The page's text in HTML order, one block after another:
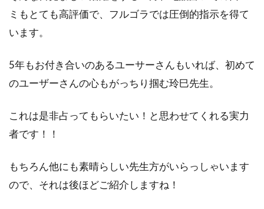
ミもとても高評価で、フルゴラでは圧倒的指示を得て
います。
5年もお付き合いのあるユーサーさんもいれば、初めて
のユーザーさんの心もがっちり掴む玲巳先生。
これは是非占ってもらいたい！と思わせてくれる実力
者です！！
もちろん他にも素晴らしい先生方がいらっしゃいます
ので、それは後ほどご紹介しますね！